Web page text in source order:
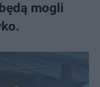
mogli